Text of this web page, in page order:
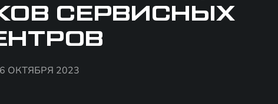
СЕРВИСНЫХ
ОКТЯБРЯ 2023